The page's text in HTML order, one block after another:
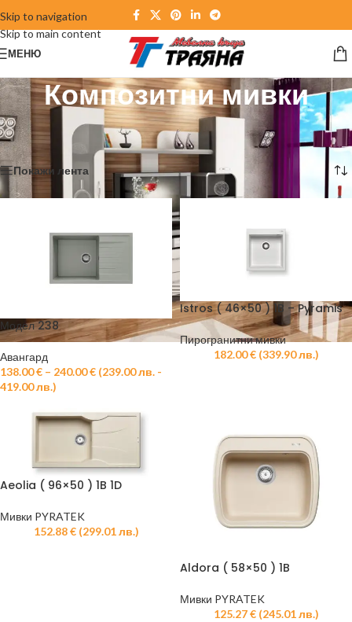
Skip to navigation
Skip to main content
МЕНЮ
Композитни мивки
Начало Мивки/Композитни мивки
Показване на 1–12 от 39 резултата
Покажи лента
Модел 238
Авангард
138.00€ – 240.00€ (239.00лв. -
419.00лв.)
Istros ( 46×50 ) 1B – Pyramis
Пирогранитни мивки
182.00€ (339.90лв.)
Aeolia ( 96×50 ) 1B 1D
Мивки PYRATEK
152.88€ (299.01лв.)
Aldora ( 58×50 ) 1B
Мивки PYRATEK
125.27€ (245.01лв.)